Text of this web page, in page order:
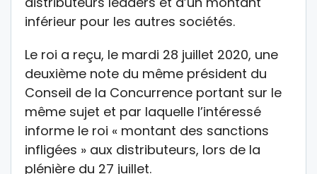
inférieur pour les autres sociétés.
Le roi a reçu, le mardi 28 juillet 2020, une
deuxième note du même président du
Conseil de la Concurrence portant sur le
même sujet et par laquelle l’intéressé
informe le roi « montant des sanctions
infligées » aux distributeurs, lors de la
plénière du 27 juillet.